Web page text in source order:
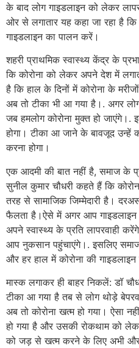
के बाद लोग गाइडलाइन को लेकर
ओर से लगातार यह कहा जा रहा है
गाइडलाइन का पालन करें।
शहरी प्राथमिक स्वास्थ्य केंद्र के
कि कोरोना को लेकर अपने देश में
है कि हाल के दिनों में कोरोना के
अब तो टीका भी आ गया है।. अगर
जब हमलोग कोरोना मुक्त हो
होगा। टीका आ जाने के बावजूद उन्हें
करना होगा।
एक आदमी की बात नहीं है, समाज के
सुनील कुमार चौधरी कहते हैं कि
तरह से सामाजिक जिम्मेदारी है।
फैलता है।ऐसे में अगर आप गाइडलाइन
अपने स्वास्थ्य के प्रति लापरवाही
आप नुकसान पहुंचाएंगे।. इसलिए
और हर हाल में कोरोना की
मास्क लगाकर ही बाहर निकलें: डॉ
टीका आ गया है तब से लोग थोड़े
अब तो कोरोना खत्म हो गया। ऐसा
हो गया है और उसकी रोकथाम को
को जड़ से खत्म करने के लिए अभी